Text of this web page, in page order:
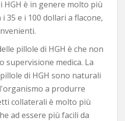
HGH è in genere molto più
35 e i 100 dollari a flacone,
pillole di HGH è che non
supervisione medica. La
di HGH sono naturali
a produrre
collaterali è molto più
ad essere più facili da